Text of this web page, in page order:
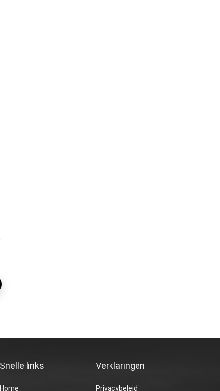
Snelle links
Home
Verklaringen
Privacybeleid